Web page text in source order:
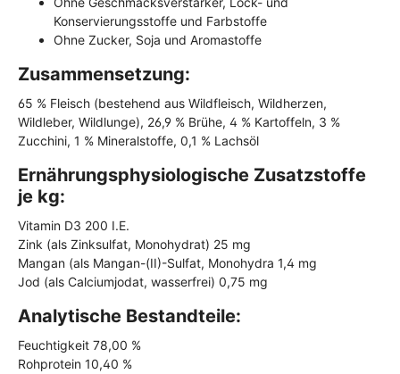
Konservierungsstoffe und Farbstoffe
Ohne Zucker, Soja und Aromastoffe
Zusammensetzung:
65 % Fleisch (bestehend aus Wildfleisch, Wildherzen,
Wildleber, Wildlunge), 26,9 % Brühe, 4 % Kartoffeln, 3 %
Zucchini, 1 % Mineralstoffe, 0,1 % Lachsöl
Ernährungsphysiologische Zusatzstoffe
je kg:
Vitamin D3 200 I.E.
Zink (als Zinksulfat, Monohydrat) 25 mg
Mangan (als Mangan-(II)-Sulfat, Monohydra 1,4 mg
Jod (als Calciumjodat, wasserfrei) 0,75 mg
Analytische Bestandteile:
Feuchtigkeit 78,00 %
Rohprotein 10,40 %